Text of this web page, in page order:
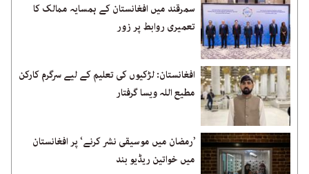
سمرقند میں افغانستان کے ہمسایہ ممالک کا
تعمیری روابط پر زور
افغانستان: لڑکیوں کی تعلیم کے لیے سرگرم کارکن
مطیع اللہ ویسا گرفتار
’رمضان میں موسیقی نشر کرنے‘ پر افغانستان
میں خواتین ریڈیو بند